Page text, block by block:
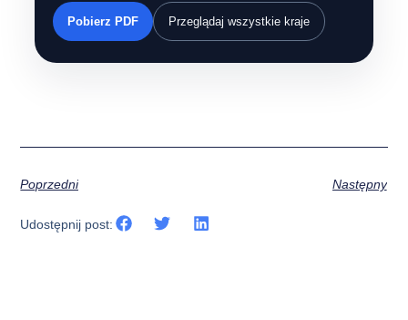
Pobierz PDF Przeglądaj wszystkie kraje
Poprzedni Następny
Udostępnij post: